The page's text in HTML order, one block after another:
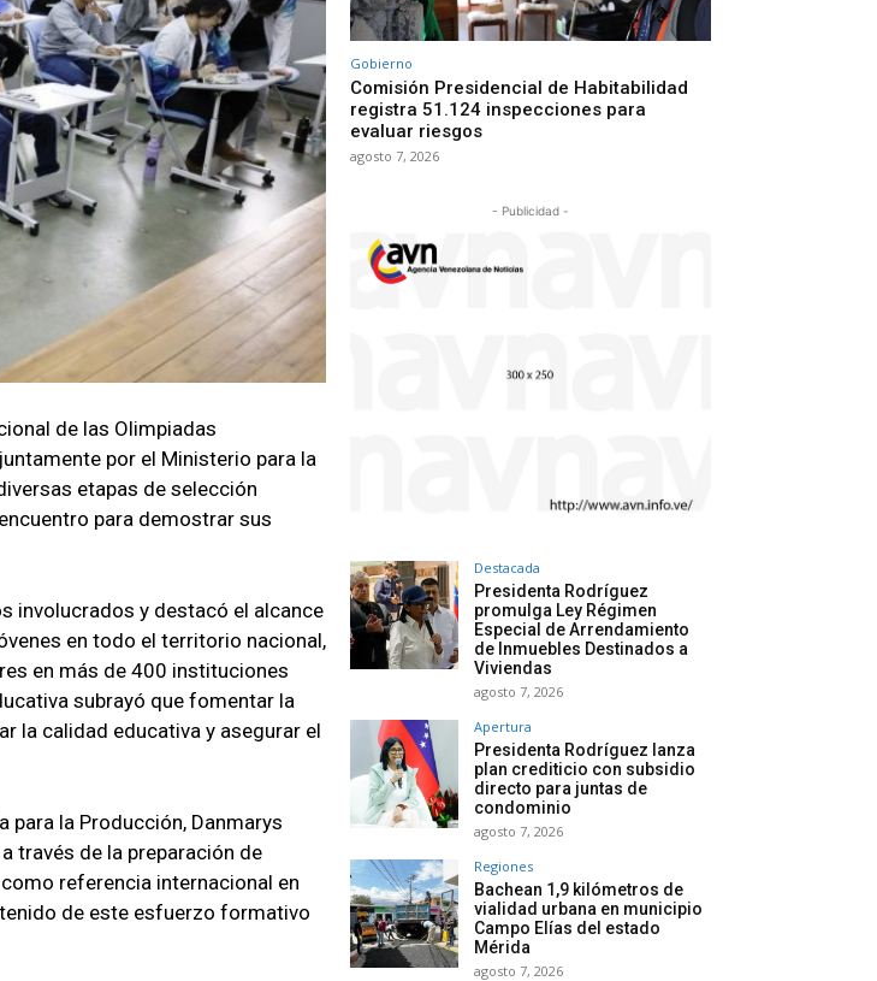
de las Olimpiadas
por el Ministerio para la
etapas de selección
para demostrar sus
involucrados y destacó el alcance
en todo el territorio nacional,
en más de 400 instituciones
subrayó que fomentar la
la calidad educativa y asegurar el
para la Producción, Danmarys
través de la preparación de
referencia internacional en
de este esfuerzo formativo
Gobierno
Comisión Presidencial de Habitabilidad
registra 51.124 inspecciones para
evaluar riesgos
agosto 7, 2026
- Publicidad -
Destacada
Presidenta Rodríguez
promulga Ley Régimen
Especial de Arrendamiento
de Inmuebles Destinados a
Viviendas
agosto 7, 2026
Apertura
Presidenta Rodríguez lanza
plan crediticio con subsidio
directo para juntas de
condominio
agosto 7, 2026
Regiones
Bachean 1,9 kilómetros de
vialidad urbana en municipio
Campo Elías del estado
Mérida
agosto 7, 2026